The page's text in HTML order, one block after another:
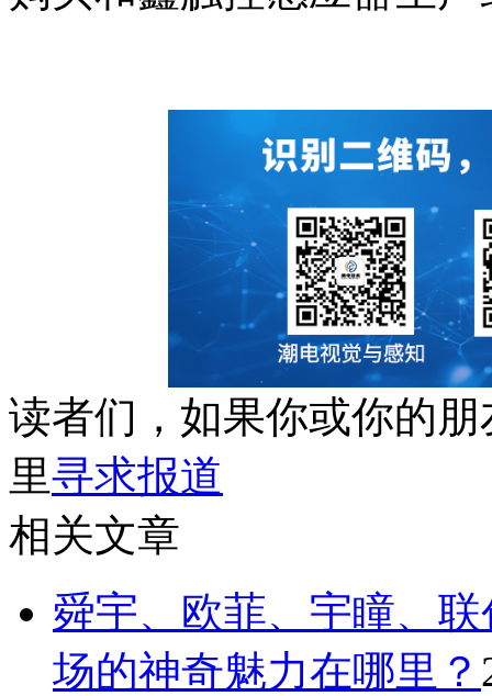
读者们，如果你或你的
里寻求报道
相关文章
舜宇、欧菲、宇瞳、
场的神奇魅力在哪里？